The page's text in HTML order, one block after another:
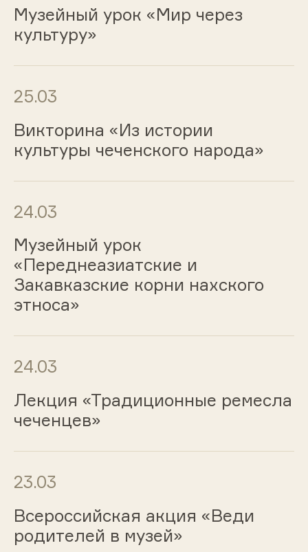
Музейный урок «Мир через
культуру»
25.03
Викторина «Из истории
культуры чеченского народа»
24.03
Музейный урок
«Переднеазиатские и
Закавказские корни нахского
этноса»
24.03
Лекция «Традиционные ремесла
чеченцев»
23.03
Всероссийская акция «Веди
родителей в музей»